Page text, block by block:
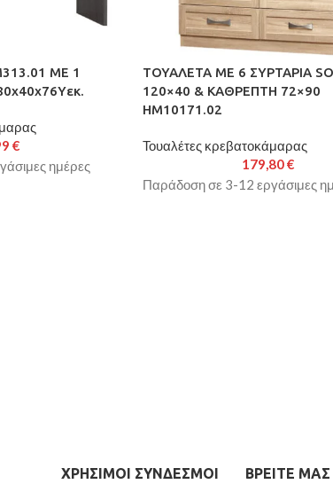
ΜΕ 1
€
ημέρες
ΤΟΥΑΛΕΤΑ ΜΕ 6 ΣΥΡΤΑΡΙΑ
120×40 & ΚΑΘΡΕΠΤΗ 72×90
HM10171.02
Τουαλέτες κρεβατοκάμαρας
179,80€
Παράδοση σε 3-12 εργάσιμες
ΧΡΉΣΙΜΟΙ ΣΎΝΔΕΣΜΟΙ
ΒΡΕΊΤΕ